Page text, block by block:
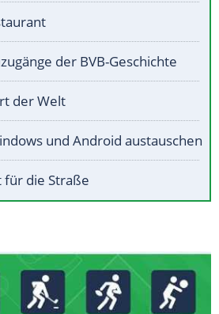
der BVB-Geschichte
der Welt
und Android austauschen
für die Straße